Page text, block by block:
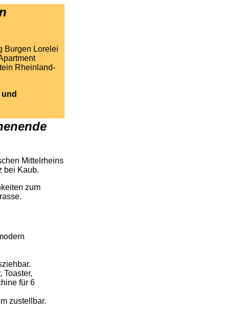
Burgen Lorelei
Rheinland-
Mittelrheins
bei Kaub.
zum
Toaster,
für 6
zustellbar.